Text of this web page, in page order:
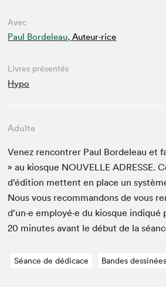
Avec
Paul Bordeleau, Auteur·rice
Livres présentés
Hypo
Adulte
Venez ren­con­tr­er Paul Bor­de­leau et
» au kiosque NOU­VELLE ADRESSE.
d’édi­tion met­tent en place un
Nous vous recom­man­dons de vous
d’un·e employé·e du kiosque
20 min­utes avant le début de la
Séance de dédicace Bandes